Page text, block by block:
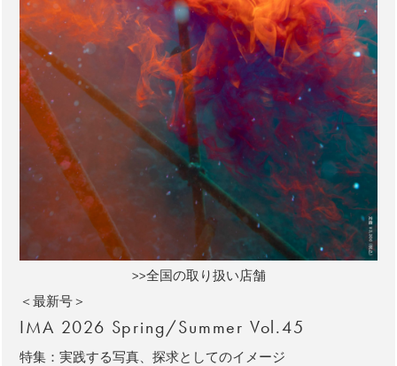
>>全国の取り扱い店舗
＜最新号＞
IMA 2026 Spring/Summer Vol.45
特集：実践する写真、探求としてのイメージ